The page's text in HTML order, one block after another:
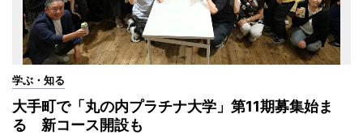
学ぶ・知る
大手町で「丸の内プラチナ大学」第11期募集始ま
る 新コース開設も